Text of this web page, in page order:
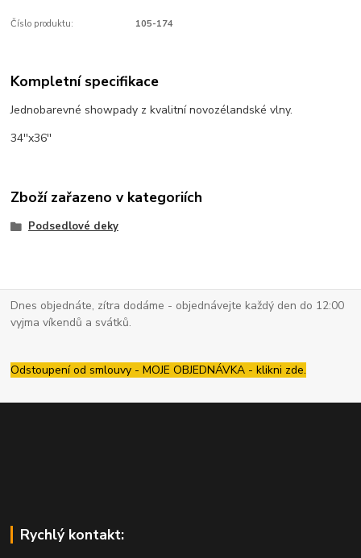
Číslo produktu: 105-174
Kompletní specifikace
Jednobarevné showpady z kvalitní novozélandské vlny.
34''x36''
Zboží zařazeno v kategoriích
Podsedlové deky
Dnes objednáte, zítra dodáme - objednávejte každý den do 12:00
vyjma víkendů a svátků.
Odstoupení od smlouvy - MOJE OBJEDNÁVKA - klikni zde.
Rychlý kontakt: